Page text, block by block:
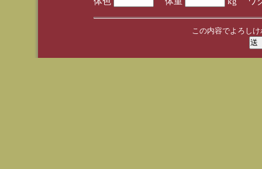
この内容でよろし